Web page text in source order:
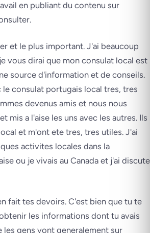
en publiant du contenu sur
et le plus important. J'ai beaucoup
vous dirai que mon consulat local est
source d'information et de conseils.
consulat portugais local tres, tres
devenus amis et nous nous
mis a l'aise les uns avec les autres. Ils
et m'ont ete tres, tres utiles. J'ai
activites locales dans la
ou je vivais au Canada et j'ai discute
fait tes devoirs. C'est bien que tu te
les informations dont tu avais
les gens vont generalement sur